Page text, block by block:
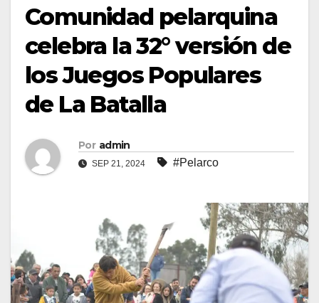
Comunidad pelarquina
celebra la 32° versión de
los Juegos Populares
de La Batalla
Por admin
SEP 21, 2024 #Pelarco